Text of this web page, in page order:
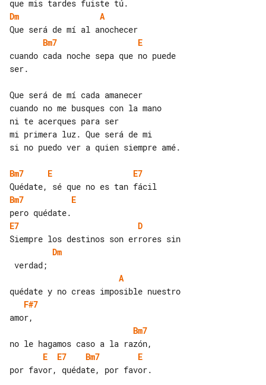
Dm
A
Bm7
E
cuando cada noche sepa que no puede
ser.
Que será de mí cada amanecer
cuando no me busques con la mano
ni te acerques para ser
mi primera luz. Que será de mi
si no puedo ver a quien siempre amé.
Bm7 E
E7
Bm7
E
E7
D
Dm
A
F#7
Bm7
E
E7 Bm7
E
por favor, quédate, por favor.